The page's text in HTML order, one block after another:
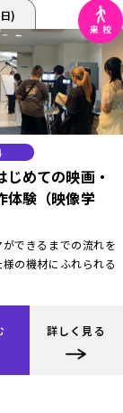
)
じめての映画・
体験（映像学
できるまでの流れを
の機材にふれられる
詳しく見る